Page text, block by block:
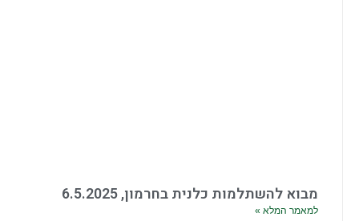
מבוא להשתלמות כלנית בחרמון, 6.5.2025
למאמר המלא »